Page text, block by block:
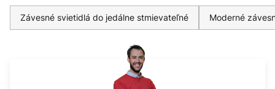
Závesné svietidlá do jedálne stmievateľné Moderné